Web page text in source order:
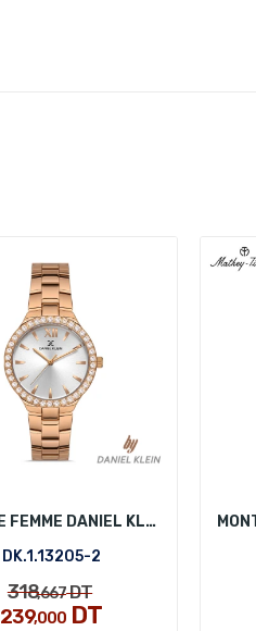
MONTRE FEMME DANIEL KLEIN DK.1.13205-2
DK.1.13205-2
318,667DT
239,000 DT